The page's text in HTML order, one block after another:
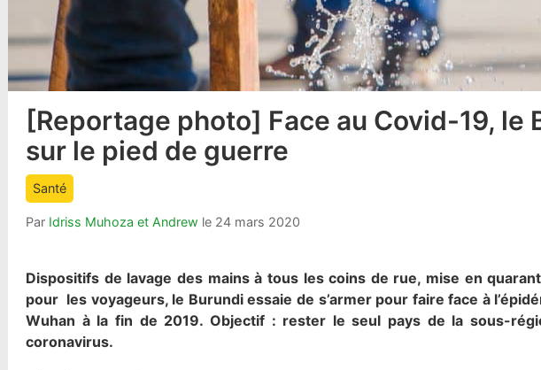
article
comment
count
[Reportage photo] Face au Covid-19, le
sur le pied de guerre
Santé
Par Idriss Muhoza et Andrew le 24 mars 2020
Dispositifs de lavage des mains à tous les coins de rue, mise en
pour les voyageurs, le Burundi essaie de s’armer pour faire face à
Wuhan à la fin de 2019. Objectif : rester le seul pays de la sous-
coronavirus.